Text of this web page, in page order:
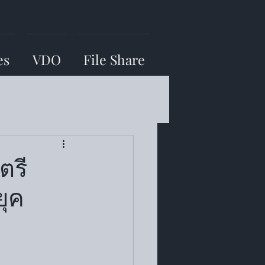
VDO File Share
รี
ค